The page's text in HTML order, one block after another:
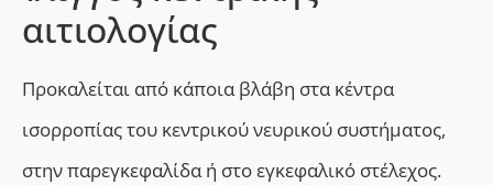
αιτιολογίας
Προκαλείται από κάποια βλάβη στα κέντρα
ισορροπίας του κεντρικού νευρικού συστήματος,
στην παρεγκεφαλίδα ή στο εγκεφαλικό στέλεχος.